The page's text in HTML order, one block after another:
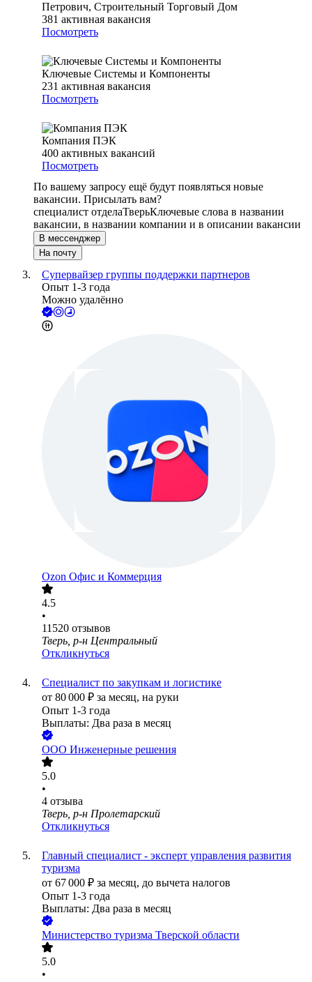
Петрович, Строительный Торговый Дом
381 активная вакансия
Посмотреть
Ключевые Системы и Компоненты
231 активная вакансия
Посмотреть
Компания ПЭК
400 активных вакансий
Посмотреть
По вашему запросу ещё будут появляться новые
вакансии. Присылать вам?
специалист отделаТверьКлючевые слова в названии
вакансии, в названии компании и в описании вакансии
В мессенджер
На почту
Супервайзер группы поддержки партнеров
Опыт 1-3 года
Можно удалённо
Ozon Офис и Коммерция
4.5
•
11520 отзывов
Тверь, р-н Центральный
Откликнуться
Специалист по закупкам и логистике
от 80 000 ₽ за месяц, на руки
Опыт 1-3 года
Выплаты: Два раза в месяц
ООО Инженерные решения
5.0
•
4 отзыва
Тверь, р-н Пролетарский
Откликнуться
Главный специалист - эксперт управления развития
туризма
от 67 000 ₽ за месяц, до вычета налогов
Опыт 1-3 года
Выплаты: Два раза в месяц
Министерство туризма Тверской области
5.0
•